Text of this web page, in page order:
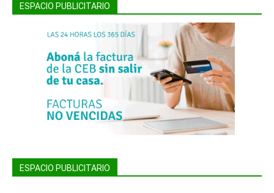
ESPACIO PUBLICITARIO
ESPACIO PUBLICITARIO